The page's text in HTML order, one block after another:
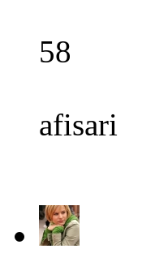
58
afisari